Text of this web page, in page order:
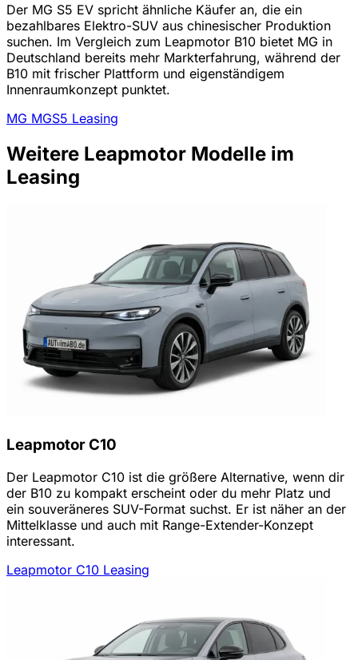
Der MG S5 EV spricht ähnliche Käufer an, die ein
bezahlbares Elektro-SUV aus chinesischer Produktion
suchen. Im Vergleich zum Leapmotor B10 bietet MG in
Deutschland bereits mehr Markterfahrung, während der
B10 mit frischer Plattform und eigenständigem
Innenraumkonzept punktet.
MG MGS5 Leasing
Weitere Leapmotor Modelle im
Leasing
Leapmotor C10
Der Leapmotor C10 ist die größere Alternative, wenn dir
der B10 zu kompakt erscheint oder du mehr Platz und
ein souveräneres SUV-Format suchst. Er ist näher an der
Mittelklasse und auch mit Range-Extender-Konzept
interessant.
Leapmotor C10 Leasing